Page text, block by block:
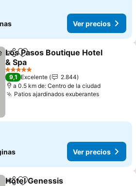
Ver precios
CompartirAgregar a favoritos
Los Pasos Boutique Hotel
& Spa
5 Estrellas
9,1 Excelente
2.844
a 0.5 km de: Centro de la ciudad
Patios ajardinados exuberantes
Ver precios
Hotel Genessis